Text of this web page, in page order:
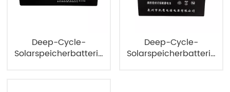
Deep-Cycle-
Solarspeicherbatterie
Deep-Cycle-
Solarspeicherbatterie